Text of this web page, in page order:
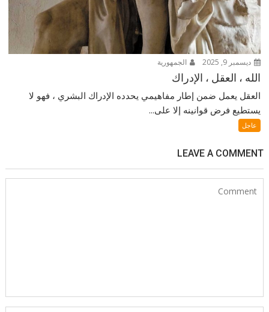
ديسمبر 9, 2025 الجمهورية
الله ، العقل ، الإدراك
العقل يعمل ضمن إطار مفاهيمي يحدده الإدراك البشري ، فهو لا
يستطيع فرض قوانينه إلا على...
عاجل
LEAVE A COMMENT